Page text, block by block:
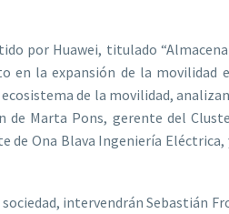
por Huawei, titulado
la expansión de la movilidad
de la movilidad,
Marta Pons, gerente del
de Ona Blava Ingeniería
intervendrán Sebastián